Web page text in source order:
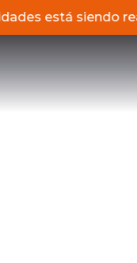
está siendo